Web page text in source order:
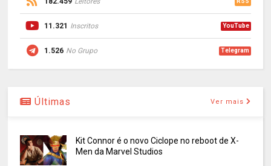
11.321 Inscritos YouTube
1.526 No Grupo Telegram
Últimas Ver mais
Kit Connor é o novo Ciclope no reboot de X-
Men da Marvel Studios